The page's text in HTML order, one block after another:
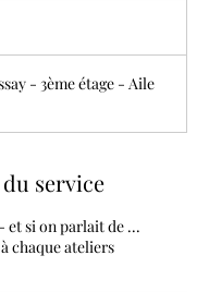
- 3ème étage - Aile
service
et si on parlait de ...
chaque ateliers